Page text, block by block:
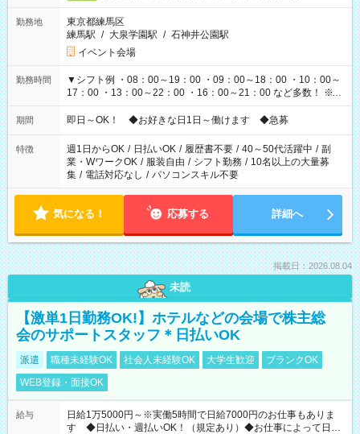
勤務地
東京都練馬区
練馬駅 / 大泉学園駅 / 石神井公園駅
イベント会場
勤務時間
▼シフト例 ・08：00～19：00 ・09：00～18：00 ・10：00～
17：00 ・13：00～22：00 ・16：00～21：00 など多数！ ※お
仕事により勤務時間が異なります
期間 即日～OK！ ◆お好きな日1日～働けます ◆急募
特徴 週1日からOK / 日払いOK / 履歴書不要 / 40～50代活躍中 / 副
業・WワークOK / 服装自由 / シフト勤務 / 10名以上の大量募
集 / 電話対応なし / パソコンスキル不要
気になる！ 応募する 詳細へ
掲載日：2026.08.04
未読
【激単1日勤務OK!】ホテルなどの会場で株主総
会のサポートスタッフ＊日払いOK
派遣 職種未経験OK 社会人未経験OK 大学生歓迎
ブランクOK
WEB登録・面接OK
給与
日給1万5000円～※実働5時間で日給7000円のお仕事もありま
す ◆日払い・週払いOK！（規定あり）◆お仕事によって日給